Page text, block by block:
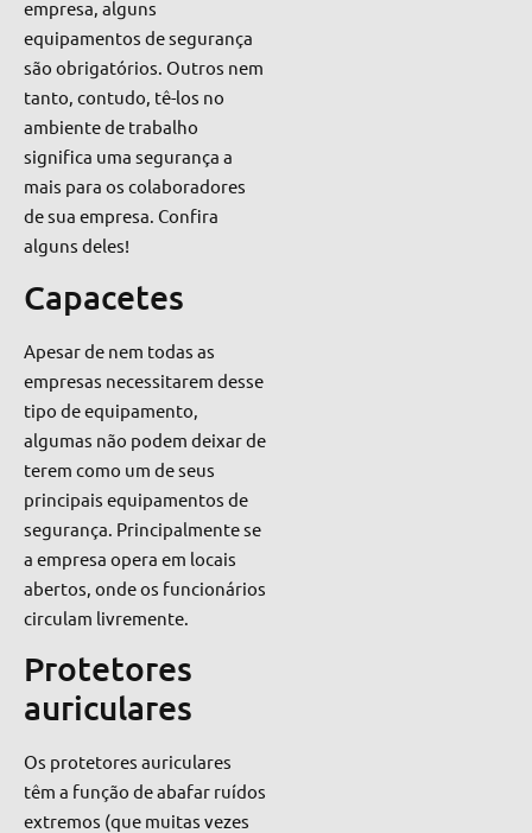
empresa, alguns
equipamentos de segurança
são obrigatórios. Outros nem
tanto, contudo, tê-los no
ambiente de trabalho
significa uma segurança a
mais para os colaboradores
de sua empresa. Confira
alguns deles!
Capacetes
Apesar de nem todas as
empresas necessitarem desse
tipo de equipamento,
algumas não podem deixar de
terem como um de seus
principais equipamentos de
segurança. Principalmente se
a empresa opera em locais
abertos, onde os funcionários
circulam livremente.
Protetores
auriculares
Os protetores auriculares
têm a função de abafar ruídos
extremos (que muitas vezes